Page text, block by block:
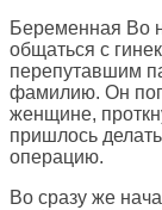
Беременная Во
общаться с
перепутавшим
фамилию. Он
женщине,
пришлось
операцию.
Во сразу же